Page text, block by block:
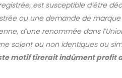
est susceptible d’être
ou une demande de
d’une renommée dans
soient ou non identiques ou
motif tirerait indûment